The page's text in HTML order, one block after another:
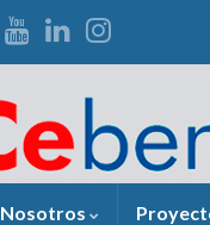
Nosotros